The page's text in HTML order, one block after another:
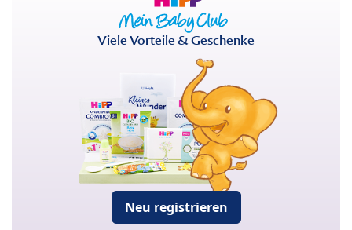
Viele Vorteile & Geschenke
Neu registrieren